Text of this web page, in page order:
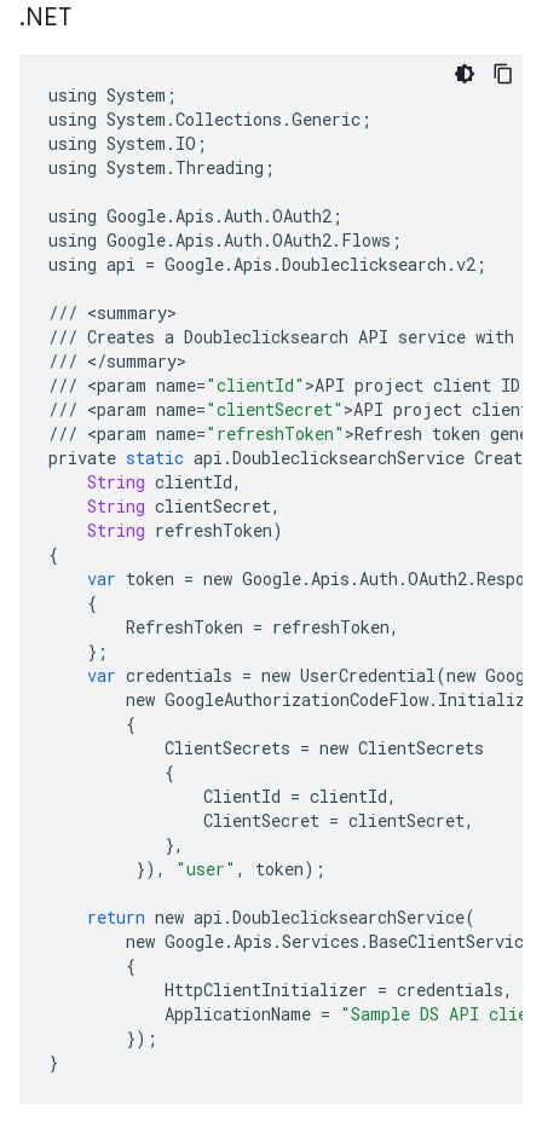
.NET
using System ;
using System .Collections .Generic ;
using System . IO ;
using System . Threading ;
using Google.Apis .Auth .OAuth2 ;
using Google.Apis .Auth .OAuth2. Flows ;
using api = Google.Apis .Doubleclicksearch .v2 ;
/// <summary
/// Creates a Doubleclicksearch API service with
/// </summary
/// <param name="clientId" >API project client ID
/// <param name="clientSecret" >API project client
/// <param name="refreshToken" >Refresh token
private static api .DoubleclicksearchService
String clientId,
String clientSecret,
String refreshToken)
{
var token = new Google.Apis .Auth .OAuth2.
{
RefreshToken = refreshToken,
};
var credentials = new UserCredential(new
new GoogleAuthorizationCodeFlow.
{
ClientSecrets = new ClientSecrets
{
ClientId = clientId,
ClientSecret = clientSecret,
},
}),
"user" , token);
return new api .DoubleclicksearchService(
new Google.Apis .Services .BaseClientService
{
HttpClientInitializer = credentials,
ApplicationName = "Sample DS API
});
}